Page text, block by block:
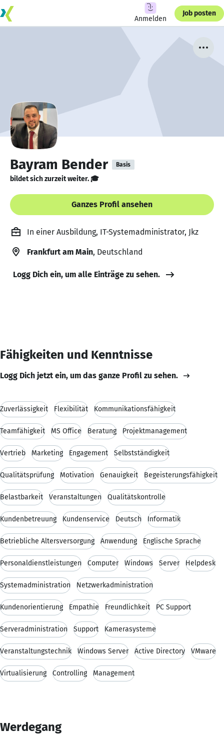
Anmelden
Job posten
Bayram Bender Basis
bildet sich zurzeit weiter. 🎓
Ganzes Profil ansehen
In einer Ausbildung, IT-Systemadministrator, Jkz
Frankfurt am Main, Deutschland
Logg Dich ein, um alle Einträge zu sehen.
Fähigkeiten und Kenntnisse
Logg Dich jetzt ein, um das ganze Profil zu sehen.
Zuverlässigkeit Flexibilität Kommunikationsfähigkeit
Teamfähigkeit MS Office Beratung Projektmanagement
Vertrieb Marketing Engagement Selbstständigkeit
Qualitätsprüfung Motivation Genauigkeit Begeisterungsfähigkeit
Belastbarkeit Veranstaltungen Qualitätskontrolle
Kundenbetreuung Kundenservice Deutsch Informatik
Betriebliche Altersversorgung Anwendung Englische Sprache
Personaldienstleistungen Computer Windows Server Helpdesk
Systemadministration Netzwerkadministration
Kundenorientierung Empathie Freundlichkeit PC Support
Serveradministration Support Kamerasysteme
Veranstaltungstechnik Windows Server Active Directory VMware
Virtualisierung Controlling Management
Werdegang